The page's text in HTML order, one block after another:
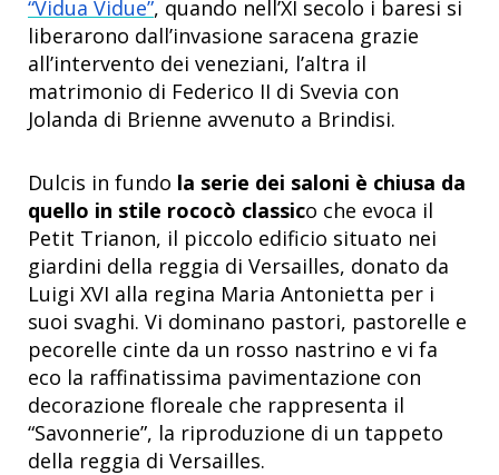
“Vidua Vidue”, quando nell’XI secolo i baresi si
liberarono dall’invasione saracena grazie
all’intervento dei veneziani, l’altra il
matrimonio di Federico II di Svevia con
Jolanda di Brienne avvenuto a Brindisi.
Dulcis in fundo la serie dei saloni è chiusa da
quello in stile rococò classico che evoca il
Petit Trianon, il piccolo edificio situato nei
giardini della reggia di Versailles, donato da
Luigi XVI alla regina Maria Antonietta per i
suoi svaghi. Vi dominano pastori, pastorelle e
pecorelle cinte da un rosso nastrino e vi fa
eco la raffinatissima pavimentazione con
decorazione floreale che rappresenta il
“Savonnerie”, la riproduzione di un tappeto
della reggia di Versailles.